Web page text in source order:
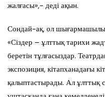
жалғасы»,- деді ақын.
Сондай-ақ, ол
«Сіздер – ұлттық тарихи
беретін тұлғасыздар.
экспозиция, кітапханадағы
қалыптастырады. Ал ұлттық